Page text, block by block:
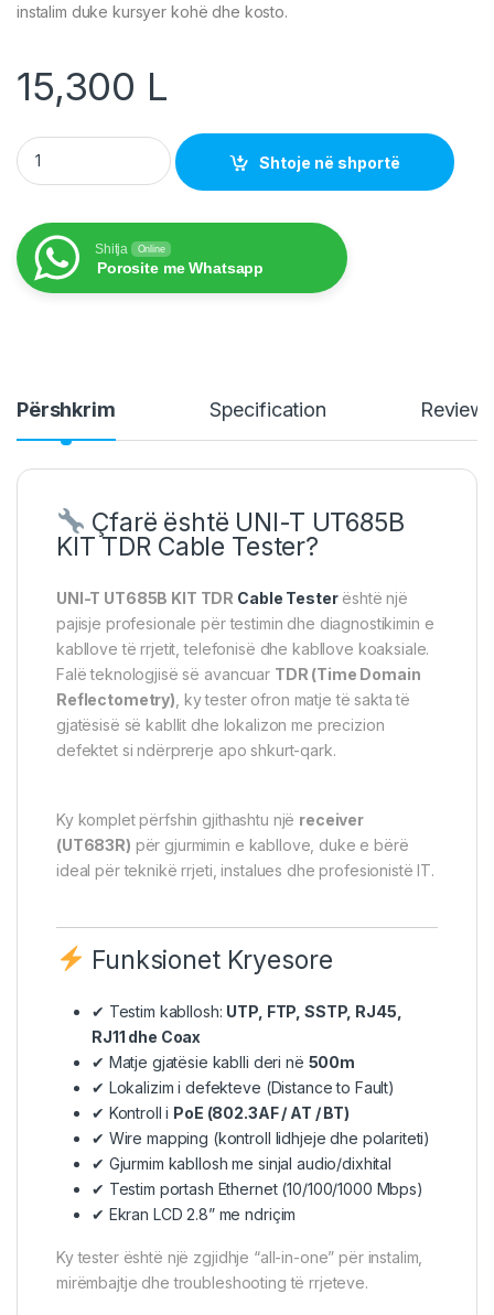
instalim duke kursyer kohë dhe kosto.
15,300 L
UNI-T UT685B KIT TDR Cable Tester – Testues RJ45, RJ11 &
Shtoje në shportë
Shitja Online
Porosite me Whatsapp
Përshkrim Specification
Çfarë është UNI-T UT685B
KIT TDR Cable Tester?
UNI-T UT685B KIT TDR Cable Testerështë një
pajisje profesionale për testimin dhe diagnostikimin e
kabllove të rrjetit, telefonisë dhe kabllove koaksiale.
Falë teknologjisë së avancuar TDR (Time Domain
Reflectometry), ky tester ofron matje të sakta të
gjatësisë së kabllit dhe lokalizon me precizion
defektet si ndërprerje apo shkurt-qark.
Ky komplet përfshin gjithashtu një receiver
(UT683R) për gjurmimin e kabllove, duke e bërë
ideal për teknikë rrjeti, instalues dhe profesionistë IT.
Funksionet Kryesore
✔ Testim kabllosh: UTP, FTP , SSTP, RJ45,
RJ11 dhe Coax
✔ Matje gjatësie kablli deri në 500m
✔ Lokalizim i defekteve (Distance to Fault)
✔ Kontroll i PoE (802.3AF / AT / BT)
✔ Wire mapping (kontroll lidhjeje dhe polariteti)
✔ Gjurmim kabllosh me sinjal audio/dixhital
✔ Testim portash Ethernet (10/100/1000 Mbps)
✔ Ekran LCD 2.8” me ndriçim
Ky tester është një zgjidhje “all-in-one” për instalim,
mirëmbajtje dhe troubleshooting të rrjeteve.